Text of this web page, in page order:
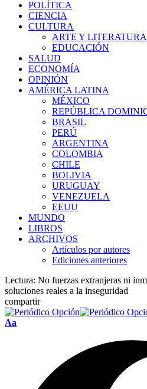
POLÍTICA
CIENCIA
CULTURA
ARTE Y LITERATURA
EDUCACIÓN
SALUD
ECONOMÍA
OPINIÓN
AMÉRICA LATINA
MÉXICO
REPÚBLICA
BRASIL
PERÚ
ARGENTINA
COLOMBIA
CHILE
BOLIVIA
URUGUAY
VENEZUELA
EEUU
MUNDO
LIBROS
ARCHIVOS
Artículos por autores
Ediciones anteriores
Lectura: No fuerzas extranjeras ni
soluciones reales a la inseguridad
compartir
Font
Aa